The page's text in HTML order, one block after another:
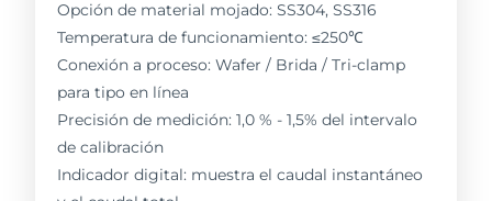
Opción de material mojado: SS304, SS316
Temperatura de funcionamiento: ≤250℃
Conexión a proceso: Wafer / Brida / Tri-clamp
para tipo en línea
Precisión de medición: 1,0 % - 1,5% del intervalo
de calibración
Indicador digital: muestra el caudal instantáneo